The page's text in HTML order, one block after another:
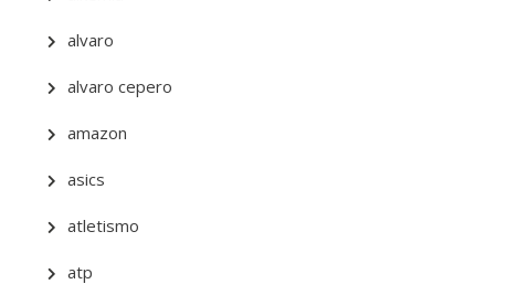
alvaro
alvaro cepero
amazon
asics
atletismo
atp